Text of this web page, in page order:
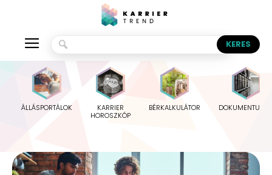
ÁLLÁSPORTÁLOK
KARRIER
HOROSZKÓP
BÉRKALKULÁTOR